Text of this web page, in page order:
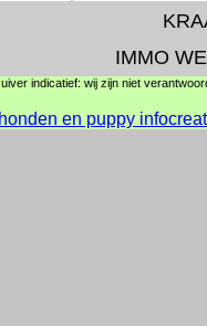
IMMO
indicatief: wij zijn niet
honden en puppy info